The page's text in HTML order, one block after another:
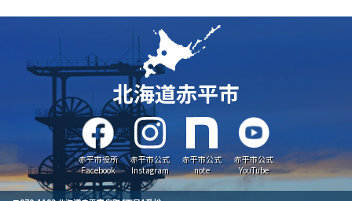
北海道赤平市
赤平市役所
Facebook
赤平市公式
Instagram
赤平市公式
note
赤平市公式
YouTube